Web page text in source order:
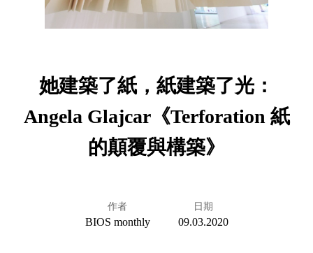
她建築了紙，紙建築了光：
Angela Glajcar《Terforation 紙
的顛覆與構築》
作者
BIOS monthly
日期
09.03.2020